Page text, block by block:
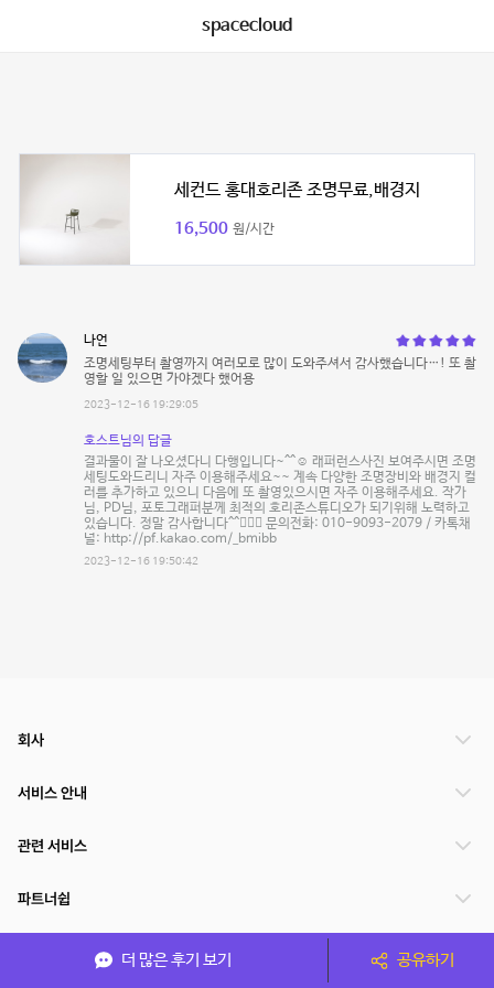
spacecloud
세컨드 홍대호리존 조명무료,배경지
16,500 원/시간
나언
조명세팅부터 촬영까지 여러모로 많이 도와주셔서 감사했습니다…! 또 촬
영할 일 있으면 가야겠다 했어용
2023-12-16 19:29:05
호스트님의 답글
결과물이 잘 나오셨다니 다행입니다~^^☺️ 래퍼런스사진 보여주시면 조명
세팅도와드리니 자주 이용해주세요~~ 계속 다양한 조명장비와 배경지 컬
러를 추가하고 있으니 다음에 또 촬영있으시면 자주 이용해주세요. 작가
님, PD님, 포토그래퍼분께 최적의 호리존스튜디오가 되기위해 노력하고
있습니다. 정말 감사합니다^^🙇🏻‍♂️ 문의전화: 010-9093-2079 / 카톡채
널: http://pf.kakao.com/_bmibb
2023-12-16 19:50:42
더 많은 후기 보기 공유하기
회사
서비스 안내
관련 서비스
파트너쉽
서비스 제공 국가